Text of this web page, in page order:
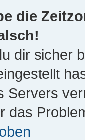
die
dir sicher
Servers
das